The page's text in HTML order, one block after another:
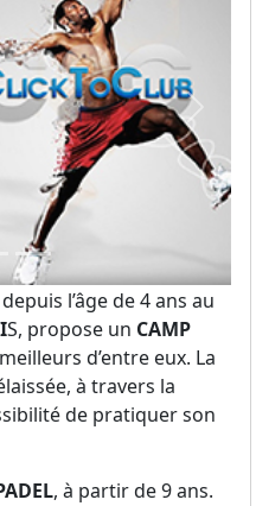
l’âge de 4 ans au
S, propose un CAMP
d’entre eux. La
à travers la
de pratiquer son
, à partir de 9 ans.